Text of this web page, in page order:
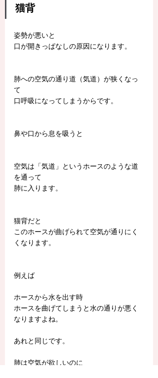
猫背
姿勢が悪いと
口が開きっぱなしの原因になります。
肺への空気の通り道（気道）が狭くなっ
て
口呼吸になってしまうからです。
鼻や口から息を吸うと
空気は「気道」というホースのような道
を通って
肺に入ります。
猫背だと
このホースが曲げられて空気が通りにく
くなります。
例えば
ホースから水を出す時
ホースを曲げてしまうと水の通りが悪く
なりますよね。
あれと同じです。
肺は空気が欲しいのに